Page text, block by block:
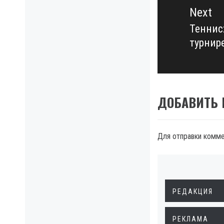
Next
Next
post:
ДОБАВИТЬ
Для отправки
РЕДАКЦИЯ
РЕКЛАМА